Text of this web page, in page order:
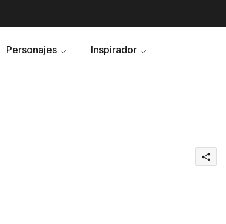
Personajes Inspirador